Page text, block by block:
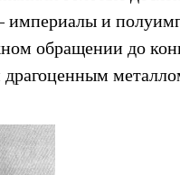
империалы и
обращении до